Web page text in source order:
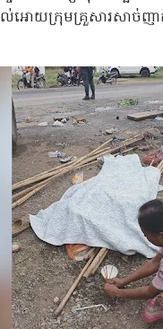
អោយក្រុមគ្រួសារសាច់ញ